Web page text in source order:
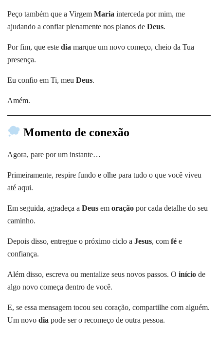
Peço também que a Virgem Maria interceda por mim, me
ajudando a confiar plenamente nos planos de Deus.
Por fim, que este dia marque um novo começo, cheio da Tua
presença.
Eu confio em Ti, meu Deus.
Amém.
Momento de conexão
Agora, pare por um instante…
Primeiramente, respire fundo e olhe para tudo o que você viveu
até aqui.
Em seguida, agradeça a Deus em oração por cada detalhe do seu
caminho.
Depois disso, entregue o próximo ciclo a Jesus, com fé e
confiança.
Além disso, escreva ou mentalize seus novos passos. O início de
algo novo começa dentro de você.
E, se essa mensagem tocou seu coração, compartilhe com alguém.
Um novo dia pode ser o recomeço de outra pessoa.